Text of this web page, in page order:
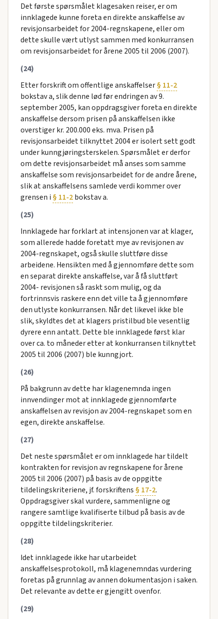
Det første spørsmålet klagesaken reiser, er om
innklagede kunne foreta en direkte anskaffelse av
revisjonsarbeidet for 2004-regnskapene, eller om
dette skulle vært utlyst sammen med konkurransen
om revisjonsarbeidet for årene 2005 til 2006 (2007).
(24)
Etter forskrift om offentlige anskaffelser§ 11-2
bokstav a, slik denne lød før endringen av 9.
september 2005, kan oppdragsgiver foreta en direkte
anskaffelse dersom prisen på anskaffelsen ikke
overstiger kr. 200.000 eks. mva. Prisen på
revisjonsarbeidet tilknyttet 2004 er isolert sett godt
under kunngjøringsterskelen. Spørsmålet er derfor
om dette revisjonsarbeidet må anses som samme
anskaffelse som revisjonsarbeidet for de andre årene,
slik at anskaffelsens samlede verdi kommer over
grensen i § 11-2bokstav a.
(25)
Innklagede har forklart at intensjonen var at klager,
som allerede hadde foretatt mye av revisjonen av
2004-regnskapet, også skulle sluttføre disse
arbeidene. Hensikten med å gjennomføre dette som
en separat direkte anskaffelse, var å få sluttført
2004- revisjonen så raskt som mulig, og da
fortrinnsvis raskere enn det ville ta å gjennomføre
den utlyste konkurransen. Når det likevel ikke ble
slik, skyldtes det at klagers pristilbud ble vesentlig
dyrere enn antatt. Dette ble innklagede først klar
over ca. to måneder etter at konkurransen tilknyttet
2005 til 2006 (2007) ble kunngjort.
(26)
På bakgrunn av dette har klagenemnda ingen
innvendinger mot at innklagede gjennomførte
anskaffelsen av revisjon av 2004-regnskapet som en
egen, direkte anskaffelse.
(27)
Det neste spørsmålet er om innklagede har tildelt
kontrakten for revisjon av regnskapene for årene
2005 til 2006 (2007) på basis av de oppgitte
tildelingskriteriene, jf. forskriftens § 17-2.
Oppdragsgiver skal vurdere, sammenligne og
rangere samtlige kvalifiserte tilbud på basis av de
oppgitte tildelingskriterier.
(28)
Idet innklagede ikke har utarbeidet
anskaffelsesprotokoll, må klagenemndas vurdering
foretas på grunnlag av annen dokumentasjon i saken.
Det relevante av dette er gjengitt ovenfor.
(29)